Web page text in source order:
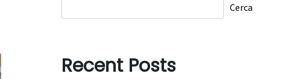
Cerca
Recent Posts